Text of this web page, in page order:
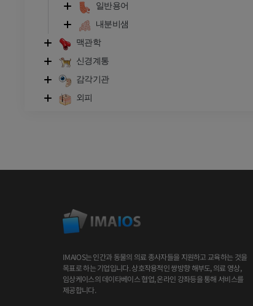
일반용어
내분비샘
맥관학
신경계통
감각기관
외피
IMAIOS는 인간과 동물의 의료 종사자들을 지원하고 교육하는 것을
목표로 하는 기업입니다. 상호작용적인 쌍방향 해부도, 의료 영상,
임상케이스의 데이타베이스 협업, 온라인 강좌등을 통해 서비스를
제공합니다.